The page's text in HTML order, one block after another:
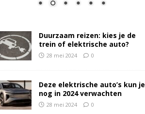
Duurzaam reizen: kies je de
trein of elektrische auto?
28 mei 2024 0
Deze elektrische auto’s kun je
nog in 2024 verwachten
28 mei 2024 0